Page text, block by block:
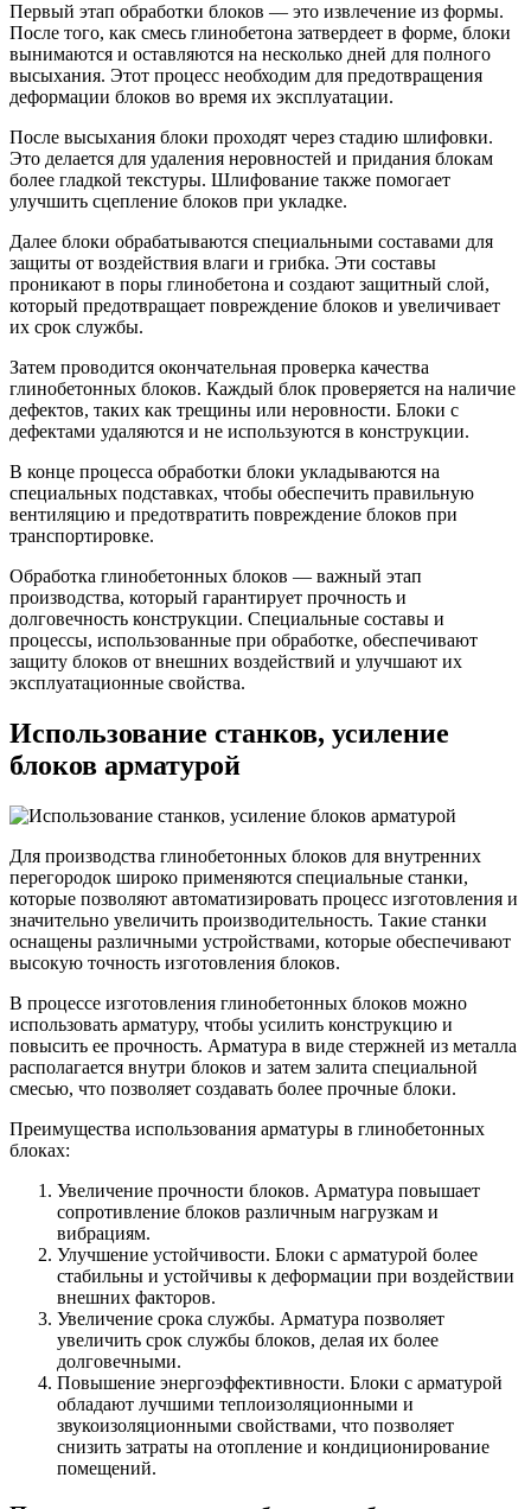
Первый этап обработки блоков — это извлечение из формы.
После того, как смесь глинобетона затвердеет в форме, блоки
вынимаются и оставляются на несколько дней для полного
высыхания. Этот процесс необходим для предотвращения
деформации блоков во время их эксплуатации.
После высыхания блоки проходят через стадию шлифовки.
Это делается для удаления неровностей и придания блокам
более гладкой текстуры. Шлифование также помогает
улучшить сцепление блоков при укладке.
Далее блоки обрабатываются специальными составами для
защиты от воздействия влаги и грибка. Эти составы
проникают в поры глинобетона и создают защитный слой,
который предотвращает повреждение блоков и увеличивает
их срок службы.
Затем проводится окончательная проверка качества
глинобетонных блоков. Каждый блок проверяется на наличие
дефектов, таких как трещины или неровности. Блоки с
дефектами удаляются и не используются в конструкции.
В конце процесса обработки блоки укладываются на
специальных подставках, чтобы обеспечить правильную
вентиляцию и предотвратить повреждение блоков при
транспортировке.
Обработка глинобетонных блоков — важный этап
производства, который гарантирует прочность и
долговечность конструкции. Специальные составы и
процессы, использованные при обработке, обеспечивают
защиту блоков от внешних воздействий и улучшают их
эксплуатационные свойства.
Использование станков, усиление
блоков арматурой
Для производства глинобетонных блоков для внутренних
перегородок широко применяются специальные станки,
которые позволяют автоматизировать процесс изготовления и
значительно увеличить производительность. Такие станки
оснащены различными устройствами, которые обеспечивают
высокую точность изготовления блоков.
В процессе изготовления глинобетонных блоков можно
использовать арматуру, чтобы усилить конструкцию и
повысить ее прочность. Арматура в виде стержней из металла
располагается внутри блоков и затем залита специальной
смесью, что позволяет создавать более прочные блоки.
Преимущества использования арматуры в глинобетонных
блоках:
Увеличение прочности блоков. Арматура повышает
сопротивление блоков различным нагрузкам и
вибрациям.
Улучшение устойчивости. Блоки с арматурой более
стабильны и устойчивы к деформации при воздействии
внешних факторов.
Увеличение срока службы. Арматура позволяет
увеличить срок службы блоков, делая их более
долговечными.
Повышение энергоэффективности. Блоки с арматурой
обладают лучшими теплоизоляционными и
звукоизоляционными свойствами, что позволяет
снизить затраты на отопление и кондиционирование
помещений.